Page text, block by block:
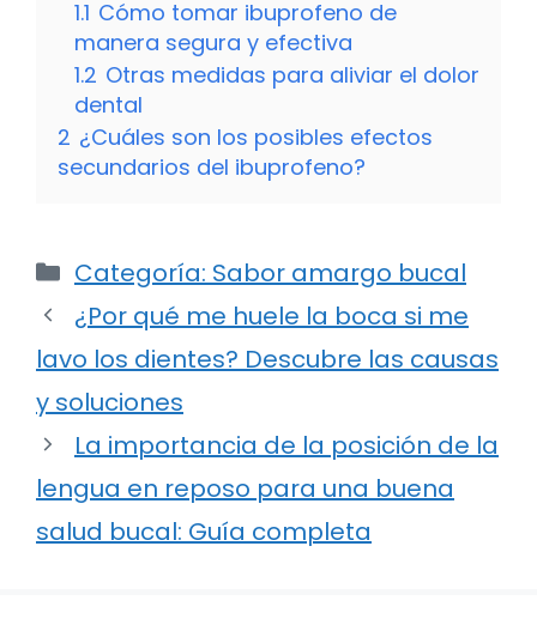
1.1 Cómo tomar ibuprofeno de
manera segura y efectiva
1.2 Otras medidas para aliviar el dolor
dental
2 ¿Cuáles son los posibles efectos
secundarios del ibuprofeno?
Categorías
Categoría: Sabor amargo bucal
¿Por qué me huele la boca si me
lavo los dientes? Descubre las causas
y soluciones
La importancia de la posición de la
lengua en reposo para una buena
salud bucal: Guía completa